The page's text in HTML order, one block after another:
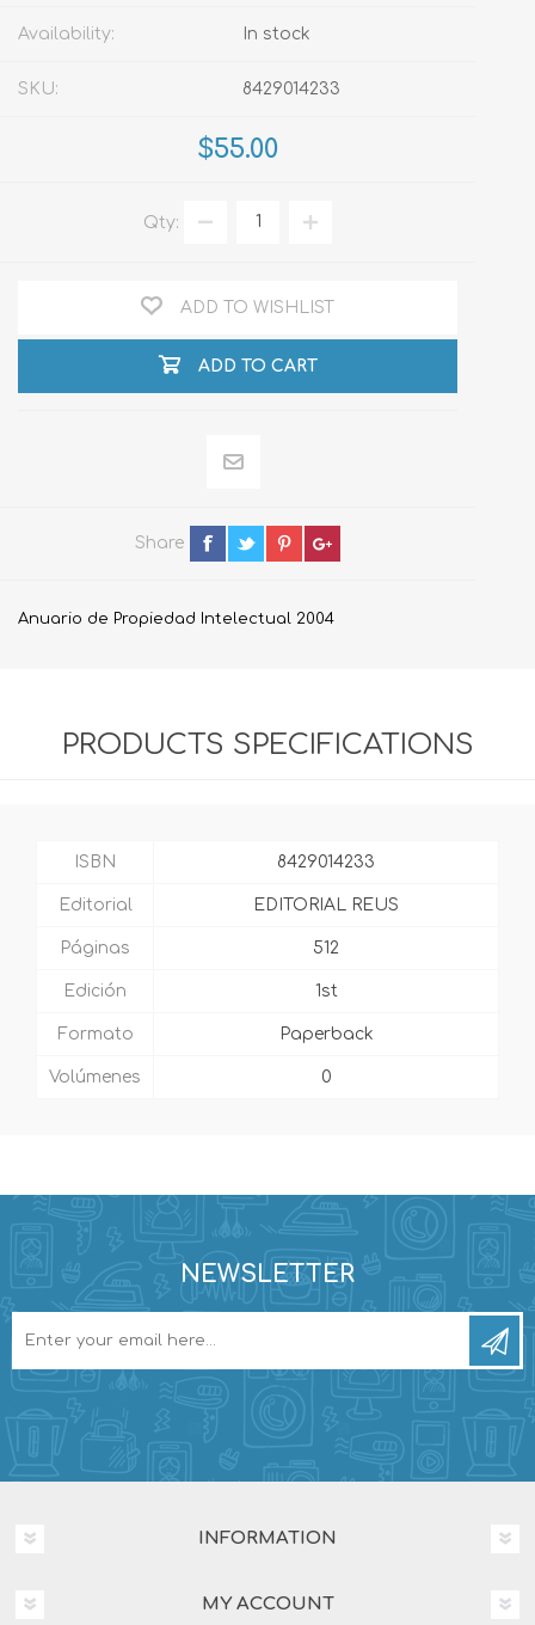
Availability: In stock
SKU: 8429014233
$55.00
Qty:
ADD TO WISHLIST
ADD TO CART
Share
Anuario de Propiedad Intelectual 2004
PRODUCTS SPECIFICATIONS
ISBN 8429014233
Editorial EDITORIAL REUS
Páginas 512
Edición 1st
Formato Paperback
Volúmenes 0
NEWSLETTER
INFORMATION
MY ACCOUNT